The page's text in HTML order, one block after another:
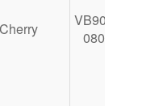
VB900129-
0800rvh